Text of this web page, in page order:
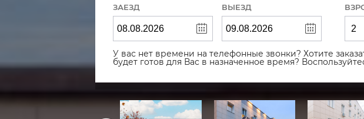
ЗАЕЗД ВЫЕЗД
У вас нет времени на телефонные звонки? Хотите
будет готов для Вас в назначенное время?